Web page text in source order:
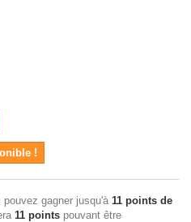
!
gagner jusqu'à 11 points de
11 points pouvant être